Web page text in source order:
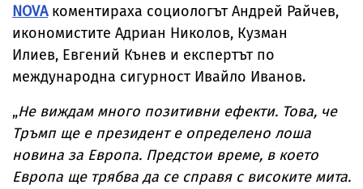
NOVAкоментираха социологът Андрей Райчев,
икономистите Адриан Николов, Кузман
Илиев, Евгений Кънев и експертът по
международна сигурност Ивайло Иванов.
„Не виждам много позитивни ефекти. Това, че
Тръмп ще е президент е определено лоша
новина за Европа. Предстои време, в което
Европа ще трябва да се справя с високите мита.